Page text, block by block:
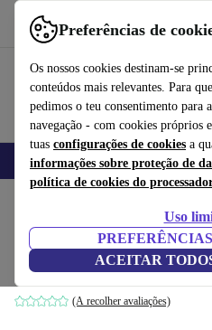
Preferências de
Os nossos cookies destinam-se
conteúdos mais relevantes. Para
pedimos o teu consentimento para
navegação - com cookies próprios
tuas configurações de cookies a
informações sobre proteção de
política de cookies do
Uso
ACEITAR
Use o refurbed de forma rápida e fácil
Telemóveis Computadores Portáteis
Dark City. The Real
branco
(A recolher avaliações)